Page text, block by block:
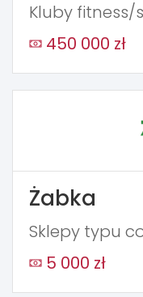
Kluby fitness/
450 000 zł
Żabka
Sklepy typu
5 000 zł